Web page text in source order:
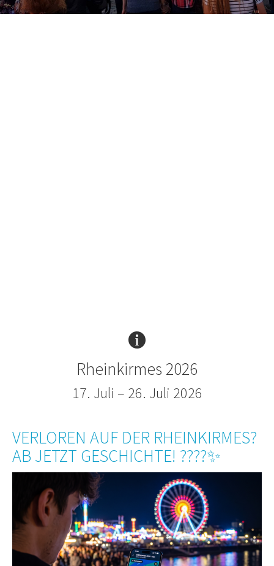
Rheinkirmes 2026
17. Juli – 26. Juli 2026
VERLOREN AUF DER RHEINKIRMES?
AB JETZT GESCHICHTE! ????✨